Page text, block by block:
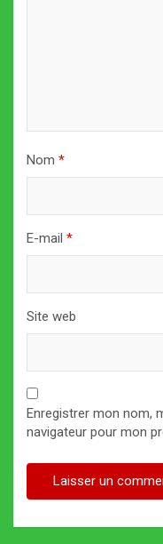
Nom *
E-mail *
Site web
Enregistrer mon nom,
navigateur pour mon